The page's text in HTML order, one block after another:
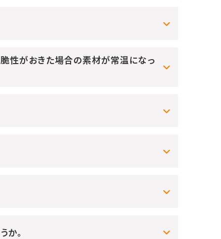
性がおきた場合の素材が常温になっ
か。